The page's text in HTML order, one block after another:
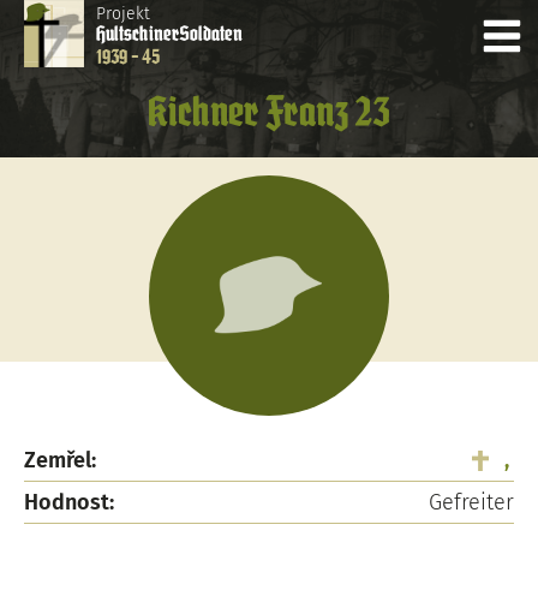
Projekt
HultschinerSoldaten
1939 - 45
Kichner Franz 23
Zemřel:
,
Hodnost:
Gefreiter